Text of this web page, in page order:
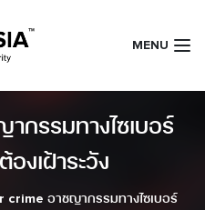
MENU
กรรมทางไซเบอร์
งเฝ้าระวัง
crime อาชญากรรมทางไซเบอร์